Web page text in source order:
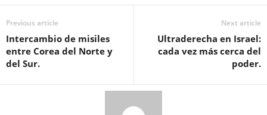
Previous article
Intercambio de misiles
entre Corea del Norte y
del Sur.
Next article
Ultraderecha en Israel:
cada vez más cerca del
poder.